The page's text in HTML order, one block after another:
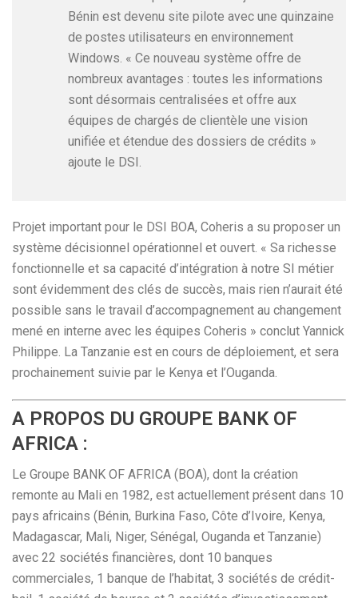
Bénin est devenu site pilote avec une quinzaine
de postes utilisateurs en environnement
Windows. « Ce nouveau système offre de
nombreux avantages : toutes les informations
sont désormais centralisées et offre aux
équipes de chargés de clientèle une vision
unifiée et étendue des dossiers de crédits »
ajoute le DSI.
Projet important pour le DSI BOA, Coheris a su proposer un
système décisionnel opérationnel et ouvert. « Sa richesse
fonctionnelle et sa capacité d’intégration à notre SI métier
sont évidemment des clés de succès, mais rien n’aurait été
possible sans le travail d’accompagnement au changement
mené en interne avec les équipes Coheris » conclut Yannick
Philippe. La Tanzanie est en cours de déploiement, et sera
prochainement suivie par le Kenya et l’Ouganda.
A PROPOS DU GROUPE BANK OF
AFRICA :
Le Groupe BANK OF AFRICA (BOA), dont la création
remonte au Mali en 1982, est actuellement présent dans 10
pays africains (Bénin, Burkina Faso, Côte d’Ivoire, Kenya,
Madagascar, Mali, Niger, Sénégal, Ouganda et Tanzanie)
avec 22 sociétés financières, dont 10 banques
commerciales, 1 banque de l’habitat, 3 sociétés de crédit-